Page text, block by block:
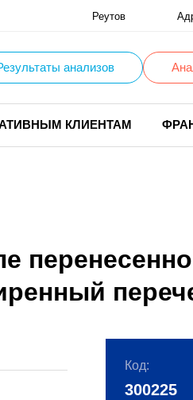
Реутов
анализов
КЛИЕНТАМ
Код:
300225